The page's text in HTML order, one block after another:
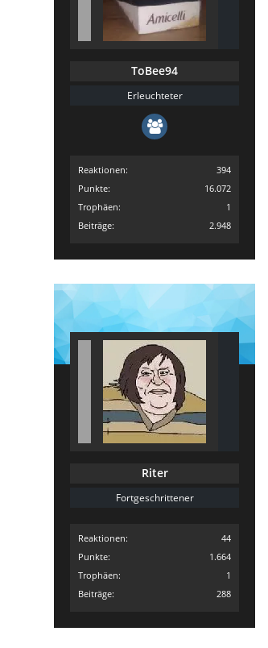
ToBee94
Erleuchteter
Reaktionen
394
Punkte
16.072
Trophäen
1
Beiträge
2.948
Riter
Fortgeschrittener
Reaktionen
44
Punkte
1.664
Trophäen
1
Beiträge
288